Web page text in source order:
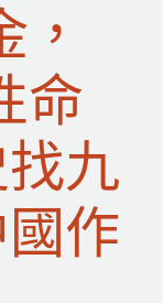
命
九
作